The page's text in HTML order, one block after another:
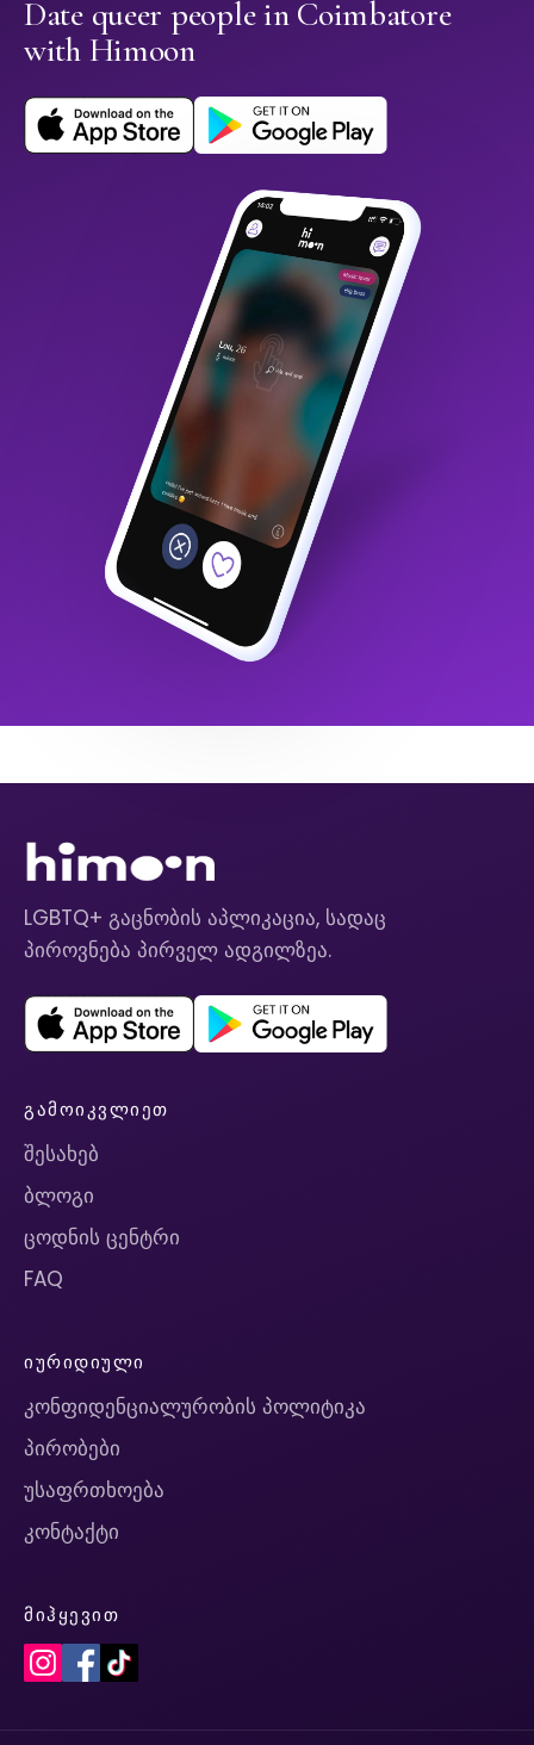
Date queer people in Coimbatore
with Himoon
LGBTQ+ გაცნობის აპლიკაცია, სადაც
პიროვნება პირველ ადგილზეა.
ᲒᲐᲛᲝᲘᲙᲕᲚᲘᲔᲗ
შესახებ
ბლოგი
ცოდნის ცენტრი
FAQ
ᲘᲣᲠᲘᲓᲘᲣᲚᲘ
კონფიდენციალურობის პოლიტიკა
პირობები
უსაფრთხოება
კონტაქტი
ᲛᲘᲰᲧᲔᲕᲘᲗ